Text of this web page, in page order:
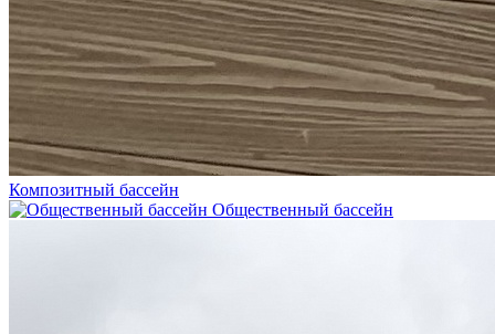
Композитный бассейн
Общественный бассейн